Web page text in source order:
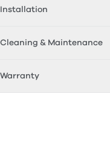
Installation
Cleaning & Maintenance
Warranty